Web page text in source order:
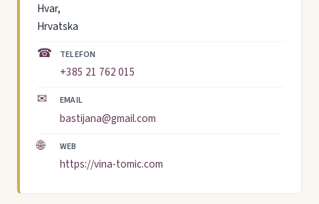
Hvar,
Hrvatska
☎ TELEFON
+385 21 762 015
✉ EMAIL
bastijana@gmail.com
🌐 WEB
https://vina-tomic.com